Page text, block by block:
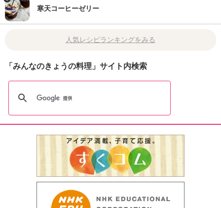
寒天コーヒーゼリー
人気レシピランキングをみる
「みんなのきょうの料理」サイト内検索